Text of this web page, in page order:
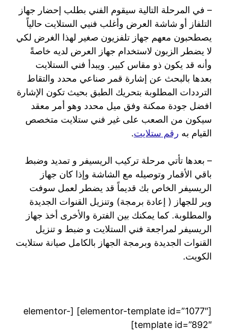
– في المرحلة التالية سيقوم الفني بطلب إحضار جهاز
التلفاز أو شاشة العرض وأغلب فنيي الستلايت حالياً
يصطحبون معهم جهاز تلفزيون صغير لهذا الغرض لكي
لا يضطر الزبون لاستخدام جهاز العرض لديه خاصةً
وأنه قد يكون ذو مقاس كبير. ويبدأ فني الستلايت
بعدها بالبحث عن إشارة قمر صناعي محدد والتقاط
الترددات المطلوبة بتحريك الطبق بحيث تكون الإشارة
افضل جودة ممكنة وفق ميل محدد وهو أمر معقد
سيكون من الصعب على غير فني ستلايت متخصص
القيام به رقم ستلايت.
– بعدها تأتي مرحلة تركيب الريسيفر و تمديد وضبط
باقي الأقمار وتوصيله مع الشاشة وإذا كان جهاز
الريسيفر الخاص بك قديماً قد يضطر لعمل سوفت
وير للجهاز ( إعادة برمجة) وتنزيل القنوات الجديدة
والمطلوبة. كما يمكنك بين الفترة والأخرى أخذ جهاز
الريسيفر لمراجعة فني الستلايت و ضبط و تنزيل
القنوات الجديدة وبرمجة الجهاز بالكامل صيانة ستلايت
الكويت.
[elementor-template id=”1077″] [elementor-
template id=”892″]